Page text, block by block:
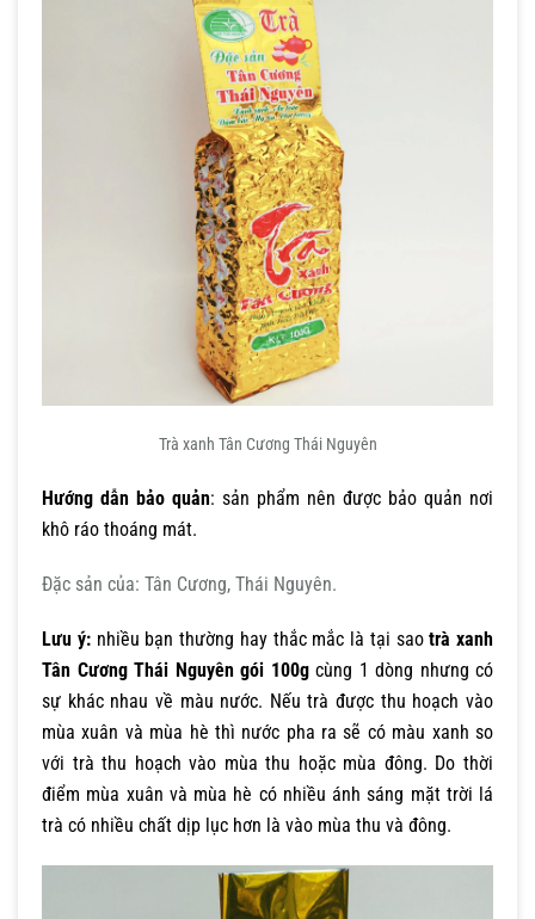
Trà xanh Tân Cương Thái Nguyên
Hướng dẫn bảo quản: sản phẩm nên được bảo quản nơi
khô ráo thoáng mát.
Đặc sản của: Tân Cương, Thái Nguyên.
Lưu ý:nhiều bạn thường hay thắc mắc là tại saotrà xanh
Tân Cương Thái Nguyên gói 100gcùng 1 dòng nhưng có
sự khác nhau về màu nước. Nếu trà được thu hoạch vào
mùa xuân và mùa hè thì nước pha ra sẽ có màu xanh so
với trà thu hoạch vào mùa thu hoặc mùa đông. Do thời
điểm mùa xuân và mùa hè có nhiều ánh sáng mặt trời lá
trà có nhiều chất dịp lục hơn là vào mùa thu và đông.